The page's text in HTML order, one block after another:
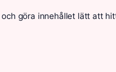
göra innehållet lätt att